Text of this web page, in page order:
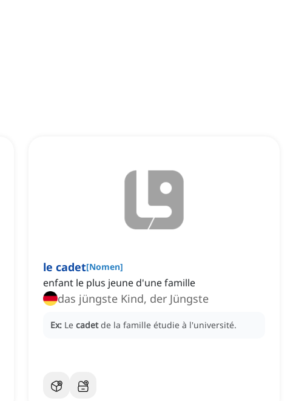
le cadet[Nomen]
enfant le plus jeune d'une famille
das jüngste Kind, der Jüngste
Ex: Le cadet de la famille étudie à l'université.